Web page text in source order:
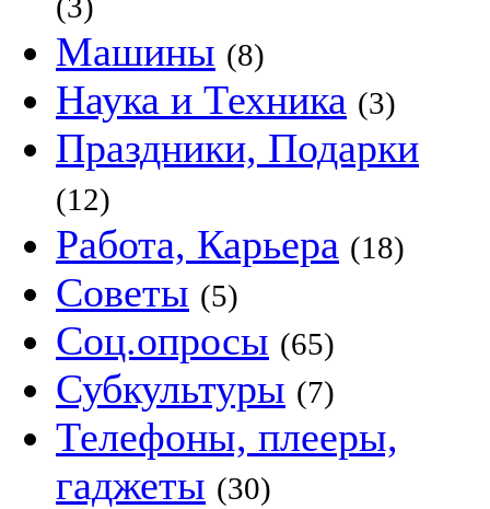
Машины (8)
Наука и Техника (3)
Праздники, Подарки
(12)
Работа, Карьера (18)
Советы (5)
Соц.опросы (65)
Субкультуры (7)
Телефоны, плееры,
гаджеты (30)